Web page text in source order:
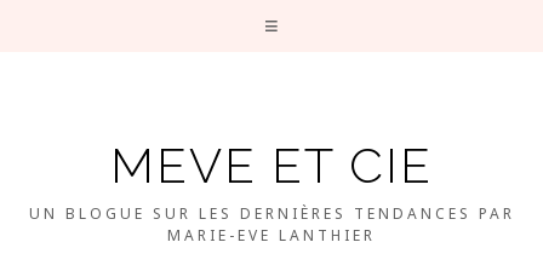
MEVE ET CIE
UN BLOGUE SUR LES DERNIÈRES TENDANCES PAR
MARIE-EVE LANTHIER